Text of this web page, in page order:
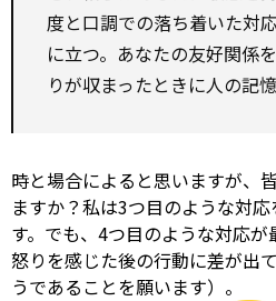
度と口調での落ち着いた対
に立つ。あなたの友好関係
りが収まったときに人の記
時と場合によると思いますが、
ますか？私は3つ目のような対
す。でも、4つ目のような対応が
怒りを感じた後の行動に差が出
うであることを願います）。